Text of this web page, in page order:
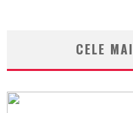
CELE